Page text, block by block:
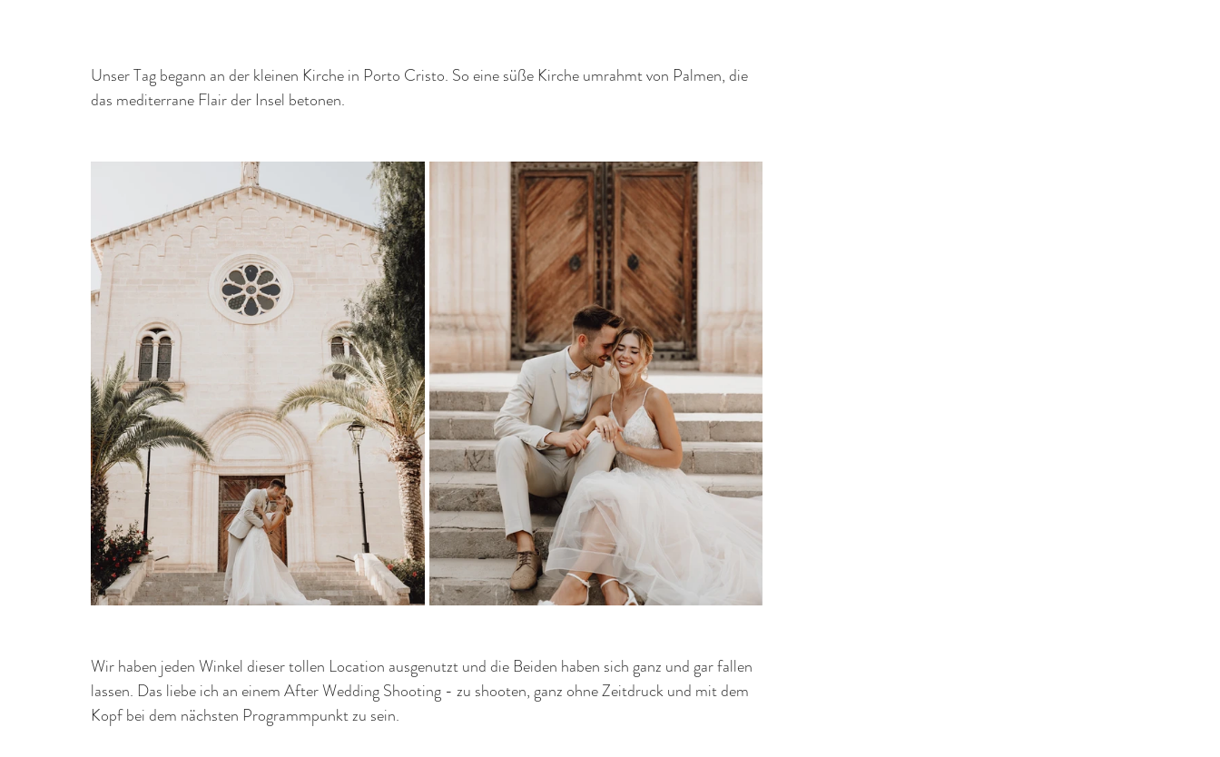
Unser Tag begann an der kleinen Kirche in Porto Cristo. So eine süße Kirche umrahmt von Palmen, die
das mediterrane Flair der Insel betonen.
Wir haben jeden Winkel dieser tollen Location ausgenutzt und die Beiden haben sich ganz und gar fallen
lassen. Das liebe ich an einem After Wedding Shooting - zu shooten, ganz ohne Zeitdruck und mit dem
Kopf bei dem nächsten Programmpunkt zu sein.